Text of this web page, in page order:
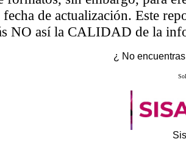
de actualización. Este
NO así la CALIDAD de la
¿ No